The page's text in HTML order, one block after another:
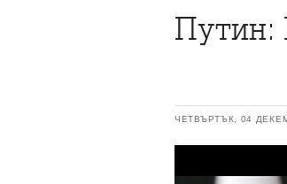
Путин:
ЧЕТВЪРТЪК, 04